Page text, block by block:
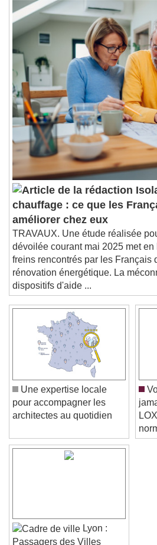
1x
Playback Rate
Chapters
Descriptions
descriptions off,
Subtitles
subtitles settings,
settings dialog
subtitles off, selected
Audio Track
Picture-in-Picture
This is a modal window.
Beginning of dialog window.
and close the window.
Text
Color Opacity
Text Background
Color
Caption Area
Color
Font Size
Text Edge Style
Font Family
End of dialog window.
chauffage : ce que les
améliorer chez eux
TRAVAUX. Une étude réalisée
dévoilée courant mai 2025 met
freins rencontrés par les Français
rénovation énergétique. La
dispositifs d'aide ...
Une expertise locale
pour accompagner les
Lyon :